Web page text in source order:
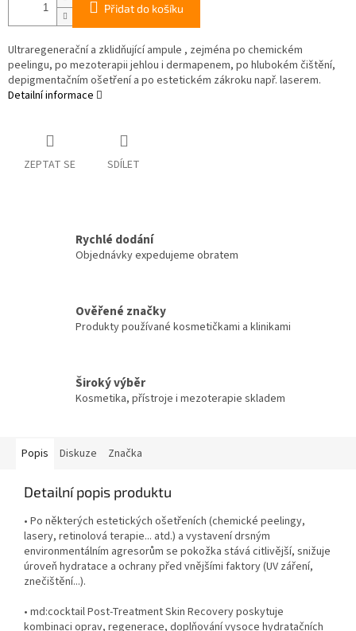
Přidat do košíku
Ultraregenerační a zklidňující ampule , zejména po chemickém
peelingu, po mezoterapii jehlou i dermapenem, po hlubokém čištění,
depigmentačním ošetření a po estetickém zákroku např. laserem.
Detailní informace
ZEPTAT SE SDÍLET
Rychlé dodání
Objednávky expedujeme obratem
Ověřené značky
Produkty používané kosmetičkami a klinikami
Široký výběr
Kosmetika, přístroje i mezoterapie skladem
Popis Diskuze Značka
Detailní popis produktu
• Po některých estetických ošetřeních (chemické peelingy,
lasery, retinolová terapie... atd.) a vystavení drsným
environmentálním agresorům se pokožka stává citlivější, snižuje
úroveň hydratace a ochrany před vnějšími faktory (UV záření,
znečištění...).
• md:cocktail Post-Treatment Skin Recovery poskytuje
kombinaci oprav, regenerace, doplňování vysoce hydratačních